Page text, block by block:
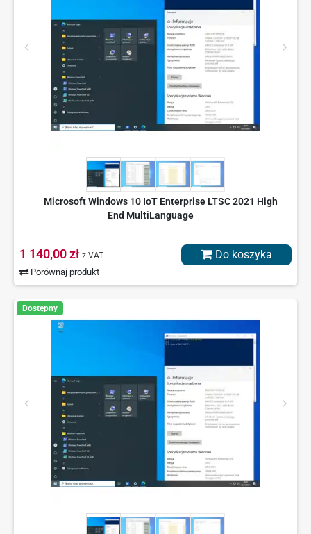
Microsoft Windows 10 IoT Enterprise LTSC 2021 High
End MultiLanguage
1 140,00 zł z VAT
Porównaj produkt
Do koszyka
Dostępny